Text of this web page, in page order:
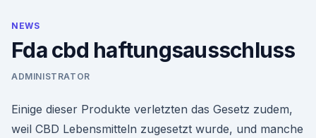
NEWS
Fda cbd haftungsausschluss
ADMINISTRATOR
Einige dieser Produkte verletzten das Gesetz zudem,
weil CBD Lebensmitteln zugesetzt wurde, und manche